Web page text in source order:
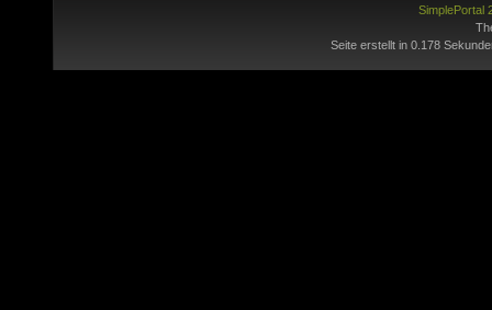
SimplePortal
Seite erstellt in 0.178